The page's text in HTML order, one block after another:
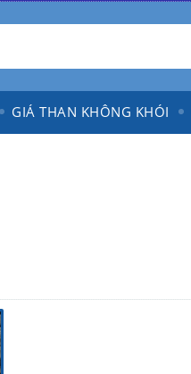
GIÁ THAN KHÔNG KHÓI